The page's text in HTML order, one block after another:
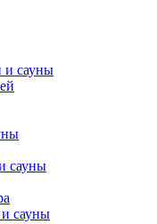
и сауны
сауны
сауны